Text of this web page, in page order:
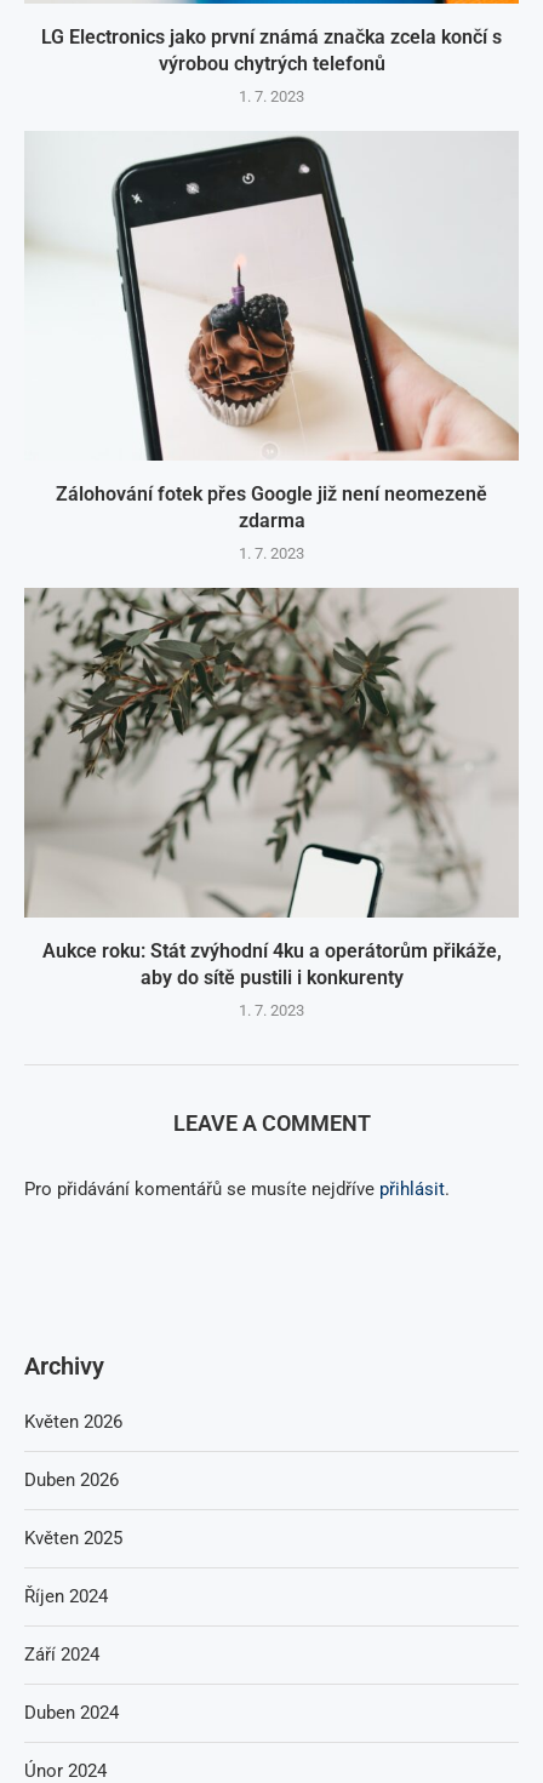
LG Electronics jako první známá značka zcela končí s
výrobou chytrých telefonů
1. 7. 2023
Zálohování fotek přes Google již není neomezeně
zdarma
1. 7. 2023
Aukce roku: Stát zvýhodní 4ku a operátorům přikáže,
aby do sítě pustili i konkurenty
1. 7. 2023
LEAVE A COMMENT
Pro přidávání komentářů se musíte nejdříve přihlásit.
Archivy
Květen 2026
Duben 2026
Květen 2025
Říjen 2024
Září 2024
Duben 2024
Únor 2024